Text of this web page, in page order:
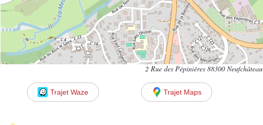
2 Rue des Pépinières 88300 Neufchâteau
Trajet Waze Trajet Maps